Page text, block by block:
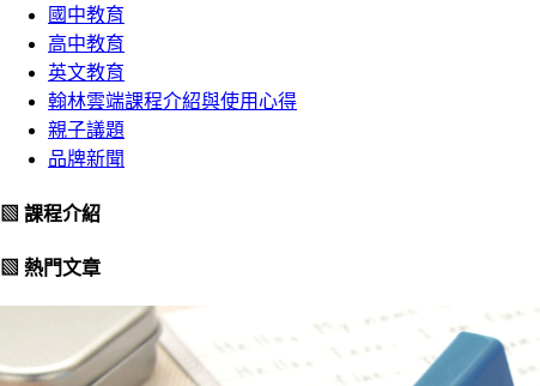
國中教育
高中教育
英文教育
翰林雲端課程介紹與使用心得
親子議題
品牌新聞
▧ 課程介紹
▧ 熱門文章